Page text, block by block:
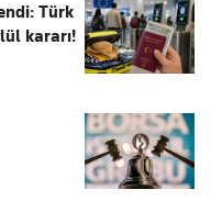
Türk
kararı!